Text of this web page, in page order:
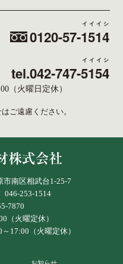
0120-57-1514
イイイシ
tel.042-747-5154
イイイシ
（火曜日定休）
ご遠慮ください。
市南区相武台1-25-7
046-253-1514
7870
（火曜定休）
17:00（火曜定休）